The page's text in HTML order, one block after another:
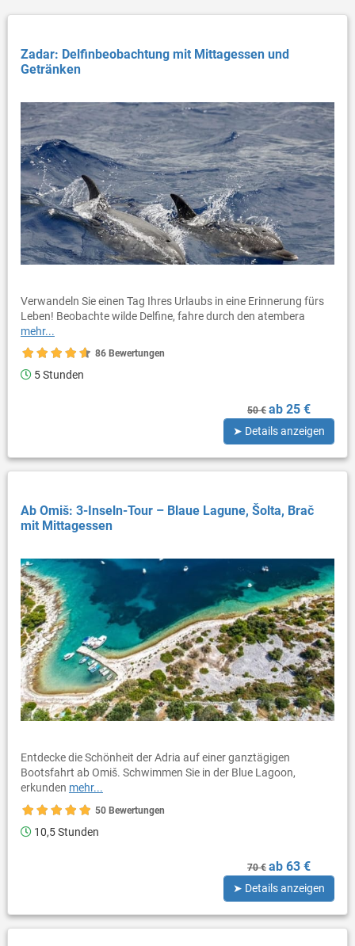
Zadar: Delfinbeobachtung mit Mittagessen und
Getränken
Verwandeln Sie einen Tag Ihres Urlaubs in eine Erinnerung fürs
Leben! Beobachte wilde Delfine, fahre durch den atembera
mehr...
86 Bewertungen
5 Stunden
50 € ab 25 €
➤ Details anzeigen
Ab Omiš: 3-Inseln-Tour – Blaue Lagune, Šolta, Brač
mit Mittagessen
Entdecke die Schönheit der Adria auf einer ganztägigen
Bootsfahrt ab Omiš. Schwimmen Sie in der Blue Lagoon,
erkunden mehr...
50 Bewertungen
10,5 Stunden
70 € ab 63 €
➤ Details anzeigen